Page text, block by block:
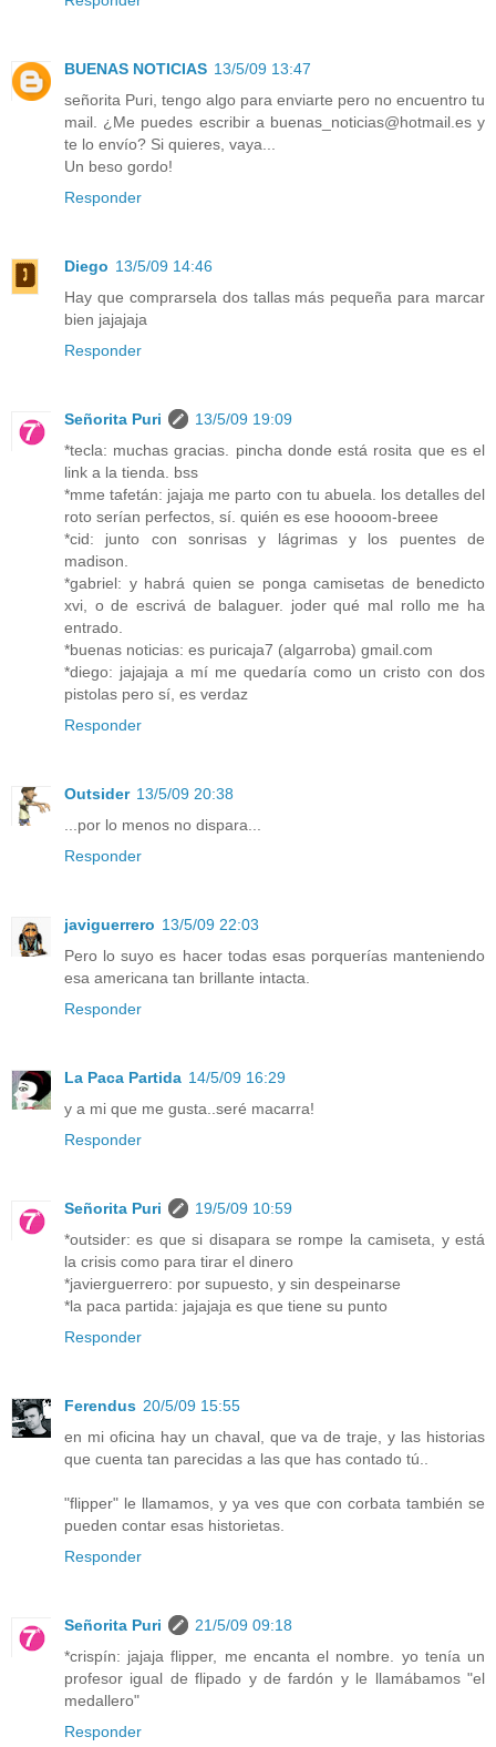
BUENAS NOTICIAS 13/5/09 13:47
señorita Puri, tengo algo para enviarte pero no encuentro tu
mail. ¿Me puedes escribir a buenas_noticias@hotmail.es y
te lo envío? Si quieres, vaya...
Un beso gordo!
Responder
Diego 13/5/09 14:46
Hay que comprarsela dos tallas más pequeña para marcar
bien jajajaja
Responder
Señorita Puri
13/5/09 19:09
*tecla: muchas gracias. pincha donde está rosita que es el
link a la tienda. bss
*mme tafetán: jajaja me parto con tu abuela. los detalles del
roto serían perfectos, sí. quién es ese hoooom-breee
*cid: junto con sonrisas y lágrimas y los puentes de
madison.
*gabriel: y habrá quien se ponga camisetas de benedicto
xvi, o de escrivá de balaguer. joder qué mal rollo me ha
entrado.
*buenas noticias: es puricaja7 (algarroba) gmail.com
*diego: jajajaja a mí me quedaría como un cristo con dos
pistolas pero sí, es verdaz
Responder
Outsider 13/5/09 20:38
...por lo menos no dispara...
Responder
javiguerrero 13/5/09 22:03
Pero lo suyo es hacer todas esas porquerías manteniendo
esa americana tan brillante intacta.
Responder
La Paca Partida 14/5/09 16:29
y a mi que me gusta..seré macarra!
Responder
Señorita Puri
19/5/09 10:59
*outsider: es que si disapara se rompe la camiseta, y está
la crisis como para tirar el dinero
*javierguerrero: por supuesto, y sin despeinarse
*la paca partida: jajajaja es que tiene su punto
Responder
Ferendus 20/5/09 15:55
en mi oficina hay un chaval, que va de traje, y las historias
que cuenta tan parecidas a las que has contado tú..
"flipper" le llamamos, y ya ves que con corbata también se
pueden contar esas historietas.
Responder
Señorita Puri
21/5/09 09:18
*crispín: jajaja flipper, me encanta el nombre. yo tenía un
profesor igual de flipado y de fardón y le llamábamos "el
medallero"
Responder